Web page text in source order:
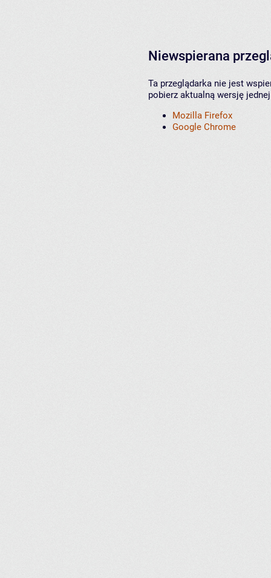
Niewspierana
Ta przeglądarka nie jest
pobierz aktualną wersję
Mozilla Firefox
Google Chrome